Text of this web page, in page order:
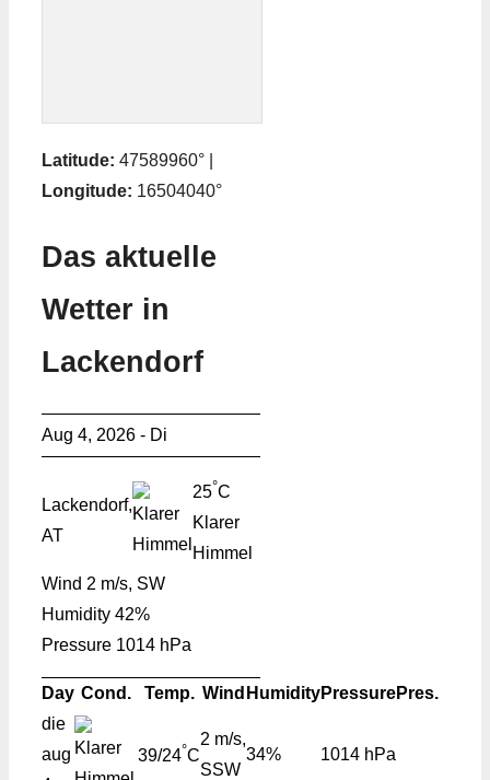
Latitude: 47589960° |
Longitude: 16504040°
Das aktuelle
Wetter in
Lackendorf
Aug 4, 2026 - Di
Lackendorf,
AT
25°C
Klarer
Himmel
Wind 2 m/s, SW
Humidity 42%
Pressure 1014 hPa
Day Cond. Temp. Wind HumidityPressurePres.
die
aug
39/24°C
2 m/s,
SSW
34% 1014 hPa